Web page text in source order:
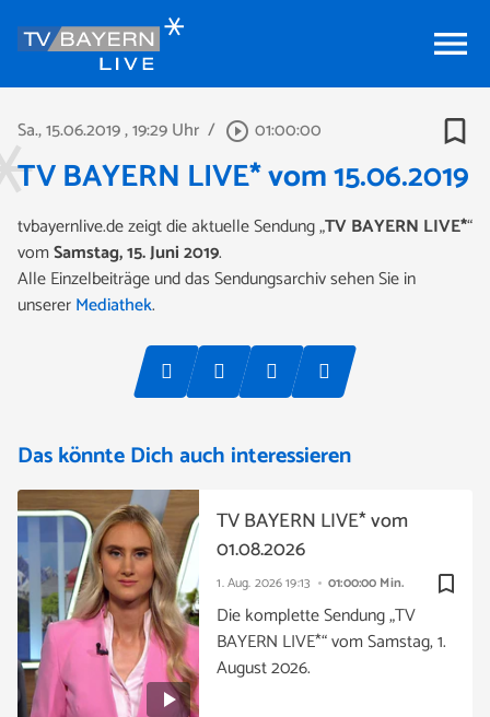
menu
Sa., 15.06.2019, 19:29 Uhr / play_circle_outline 01:00:00 bookmark_border
TV BAYERN LIVE* vom 15.06.2019
tvbayernlive.de zeigt die aktuelle Sendung „TV BAYERN LIVE*“
vomSamstag, 15. Juni 2019.
Alle Einzelbeiträge und das Sendungsarchiv sehen Sie in
unsererMediathek.
Das könnte Dich auch interessieren
bookmark_border
1. Aug. 202619:13 01:00:00 Min.
TV BAYERN LIVE* vom
01.08.2026
Die komplette Sendung „TV
BAYERN LIVE*“ vom Samstag, 1.
August 2026.